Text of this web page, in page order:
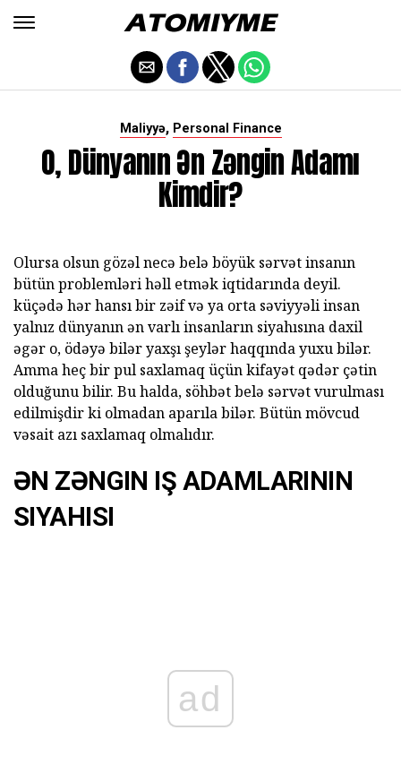
Maliyyə, Personal Finance
O, Dünyanın Ən Zəngin Adamı
Kimdir?
Olursa olsun gözəl necə belə böyük sərvət insanın
bütün problemləri həll etmək iqtidarında deyil.
küçədə hər hansı bir zəif və ya orta səviyyəli insan
yalnız dünyanın ən varlı insanların siyahısına daxil
əgər o, ödəyə bilər yaxşı şeylər haqqında yuxu bilər.
Amma heç bir pul saxlamaq üçün kifayət qədər çətin
olduğunu bilir. Bu halda, söhbət belə sərvət vurulması
edilmişdir ki olmadan aparıla bilər. Bütün mövcud
vəsait azı saxlamaq olmalıdır.
ƏN ZƏNGIN IŞ ADAMLARININ
SIYAHISI
ad